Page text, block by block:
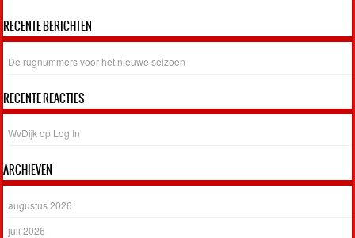
RECENTE BERICHTEN
De rugnummers voor het nieuwe seizoen
RECENTE REACTIES
WvDijk op Log In
ARCHIEVEN
augustus 2026
juli 2026